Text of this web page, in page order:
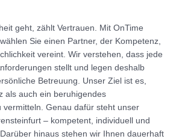
geht, zählt Vertrauen. Mit OnTime
Sie einen Partner, der Kompetenz,
vereint. Wir verstehen, dass jede
stellt und legen deshalb
Betreuung. Unser Ziel ist es,
als auch ein beruhigendes
vermitteln. Genau dafür steht unser
– kompetent, individuell und
hinaus stehen wir Ihnen dauerhaft